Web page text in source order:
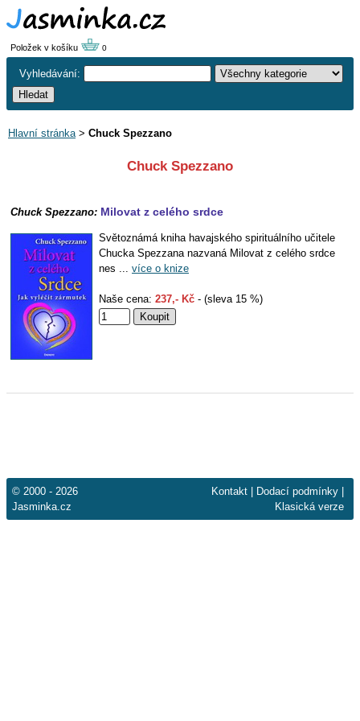
Položek v košíku 0
Vyhledávání:
Hlavní stránka> Chuck Spezzano
Chuck Spezzano
Chuck Spezzano: Milovat z celého srdce
Světoznámá kniha havajského spirituálního učitele
Chucka Spezzana nazvaná Milovat z celého srdce
nes ... více o knize
Naše cena: 237,- Kč - (sleva 15 %)
© 2000 - 2026
Jasminka.cz
Kontakt Dodací podmínky